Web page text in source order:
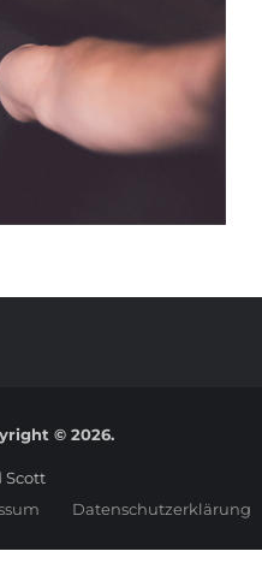
© 2026.
Scott
Datenschutzerklärung